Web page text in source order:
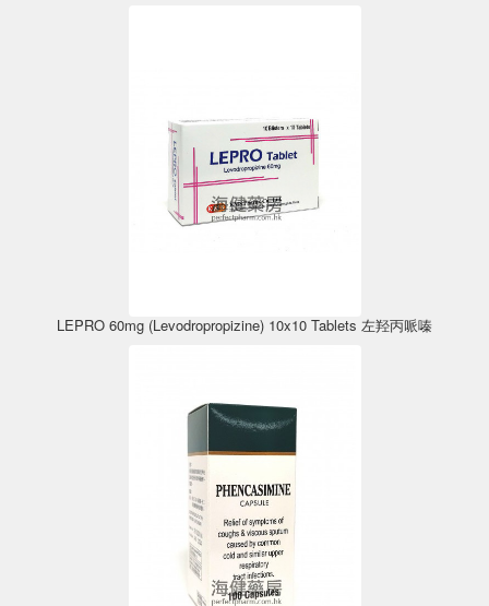
LEPRO 60mg (Levodropropizine) 10x10 Tablets 左羟丙哌嗪